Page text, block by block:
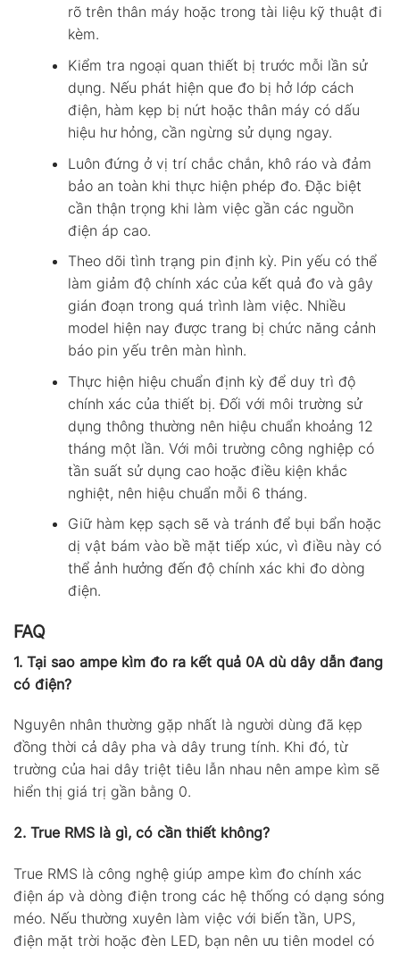
rõ trên thân máy hoặc trong tài liệu kỹ thuật đi
kèm.
Kiểm tra ngoại quan thiết bị trước mỗi lần sử
dụng. Nếu phát hiện que đo bị hở lớp cách
điện, hàm kẹp bị nứt hoặc thân máy có dấu
hiệu hư hỏng, cần ngừng sử dụng ngay.
Luôn đứng ở vị trí chắc chắn, khô ráo và đảm
bảo an toàn khi thực hiện phép đo. Đặc biệt
cần thận trọng khi làm việc gần các nguồn
điện áp cao.
Theo dõi tình trạng pin định kỳ. Pin yếu có thể
làm giảm độ chính xác của kết quả đo và gây
gián đoạn trong quá trình làm việc. Nhiều
model hiện nay được trang bị chức năng cảnh
báo pin yếu trên màn hình.
Thực hiện hiệu chuẩn định kỳ để duy trì độ
chính xác của thiết bị. Đối với môi trường sử
dụng thông thường nên hiệu chuẩn khoảng 12
tháng một lần. Với môi trường công nghiệp có
tần suất sử dụng cao hoặc điều kiện khắc
nghiệt, nên hiệu chuẩn mỗi 6 tháng.
Giữ hàm kẹp sạch sẽ và tránh để bụi bẩn hoặc
dị vật bám vào bề mặt tiếp xúc, vì điều này có
thể ảnh hưởng đến độ chính xác khi đo dòng
điện.
FAQ
1. Tại sao ampe kìm đo ra kết quả 0A dù dây dẫn đang
có điện?
Nguyên nhân thường gặp nhất là người dùng đã kẹp
đồng thời cả dây pha và dây trung tính. Khi đó, từ
trường của hai dây triệt tiêu lẫn nhau nên ampe kìm sẽ
hiển thị giá trị gần bằng 0.
2. True RMS là gì, có cần thiết không?
True RMS là công nghệ giúp ampe kìm đo chính xác
điện áp và dòng điện trong các hệ thống có dạng sóng
méo. Nếu thường xuyên làm việc với biến tần, UPS,
điện mặt trời hoặc đèn LED, bạn nên ưu tiên model có